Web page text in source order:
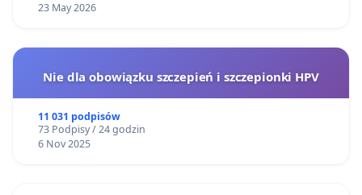
23 May 2026
Nie dla obowiązku szczepień i szczepionki HPV
11 031 podpisów
73 Podpisy / 24 godzin
6 Nov 2025